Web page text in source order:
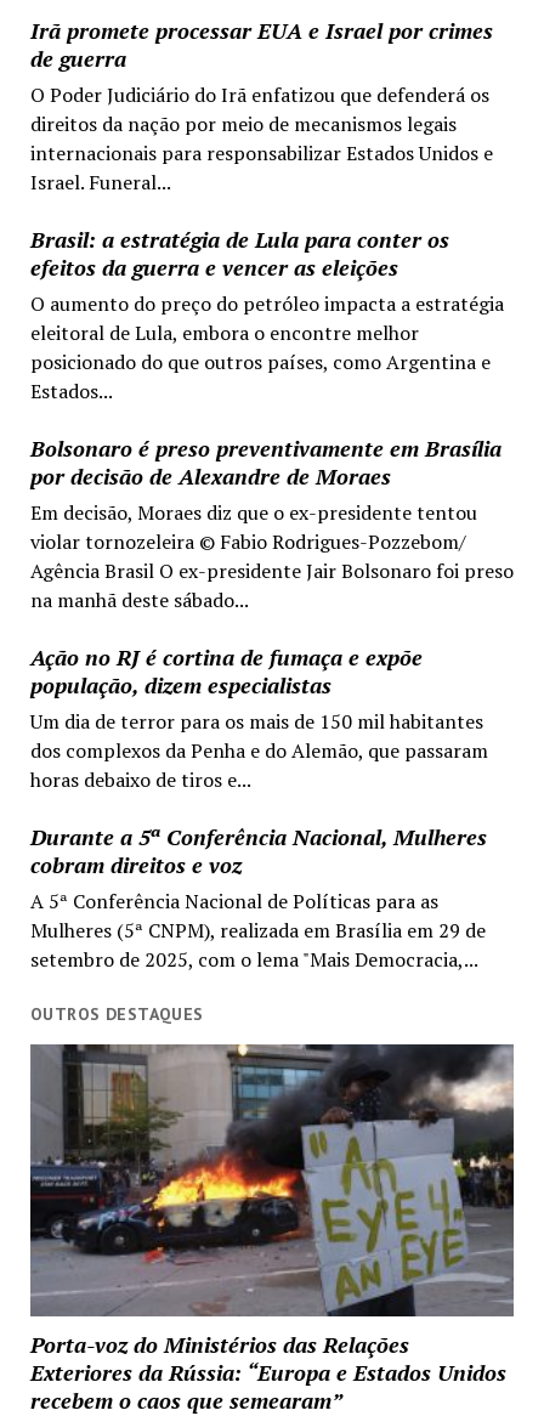
Irã promete processar EUA e Israel por crimes
de guerra
O Poder Judiciário do Irã enfatizou que defenderá os
direitos da nação por meio de mecanismos legais
internacionais para responsabilizar Estados Unidos e
Israel. Funeral...
Brasil: a estratégia de Lula para conter os
efeitos da guerra e vencer as eleições
O aumento do preço do petróleo impacta a estratégia
eleitoral de Lula, embora o encontre melhor
posicionado do que outros países, como Argentina e
Estados...
Bolsonaro é preso preventivamente em Brasília
por decisão de Alexandre de Moraes
Em decisão, Moraes diz que o ex-presidente tentou
violar tornozeleira © Fabio Rodrigues-Pozzebom/
Agência Brasil O ex-presidente Jair Bolsonaro foi preso
na manhã deste sábado...
Ação no RJ é cortina de fumaça e expõe
população, dizem especialistas
Um dia de terror para os mais de 150 mil habitantes
dos complexos da Penha e do Alemão, que passaram
horas debaixo de tiros e...
Durante a 5ª Conferência Nacional, Mulheres
cobram direitos e voz
A 5ª Conferência Nacional de Políticas para as
Mulheres (5ª CNPM), realizada em Brasília em 29 de
setembro de 2025, com o lema "Mais Democracia,...
OUTROS DESTAQUES
Porta-voz do Ministérios das Relações
Exteriores da Rússia: “Europa e Estados Unidos
recebem o caos que semearam”